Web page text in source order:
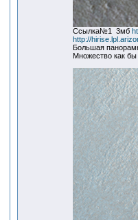
Ссылка№1 3мб
http://
Большая
Множество как